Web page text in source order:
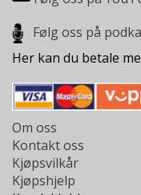
Følg oss på
Her kan du betale
Om oss
Kontakt oss
Kjøpsvilkår
Kjøpshjelp
Ø
K
E
A
K
T
U
E